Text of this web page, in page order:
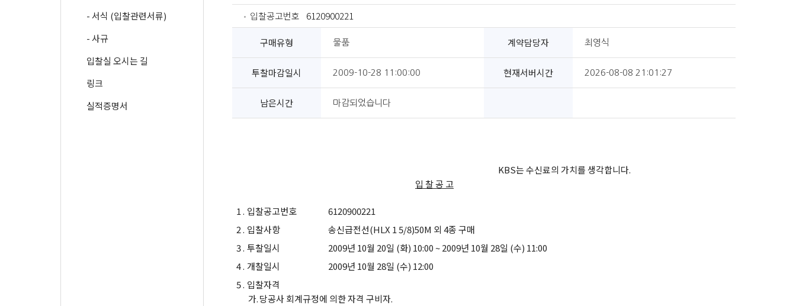
- 서식 (입찰관련서류)
- 사규
입찰실 오시는 길
링크
실적증명서
입찰공고번호 6120900221
구매유형 물품 계약담당자 최영식
투찰마감일시 2009-10-28 11:00:00 현재서버시간 2026-08-08 21:01:27
남은시간 마감되었습니다
KBS는 수신료의 가치를 생각합니다.
입 찰 공 고
1 . 입찰공고번호
6120900221
2 . 입찰사항
송신급전선(HLX 1 5/8)50M 외 4종 구매
3 . 투찰일시
2009년 10월 20일 (화) 10:00 ~ 2009년 10월 28일 (수) 11:00
4 . 개찰일시
2009년 10월 28일 (수) 12:00
5 . 입찰자격
가.당공사 회계규정에 의한 자격 구비자.